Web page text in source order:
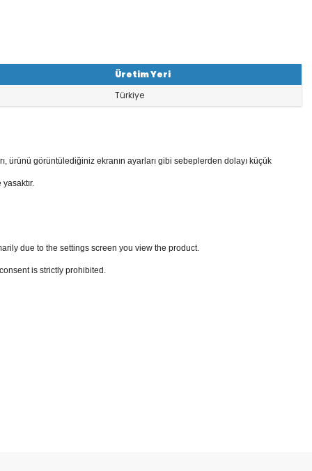
Üretim Yeri
Türkiye
ürünü görüntülediğiniz ekranın ayarları gibi sebeplerden dolayı küçük
due to the settings screen you view the product.
is strictly prohibited.